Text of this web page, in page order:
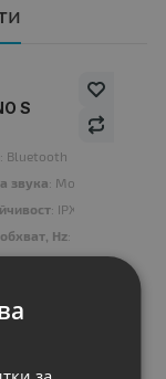
S
: Bluetooth
звука: Mono or TWS
: IPX7
Hz: 20Hz-20KHz
W: 12W